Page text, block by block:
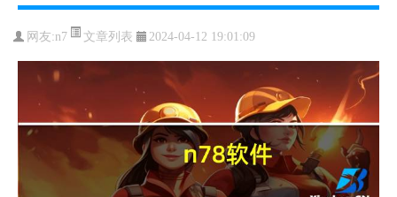
网友:n7 文章列表 2024-04-12 19:01:09